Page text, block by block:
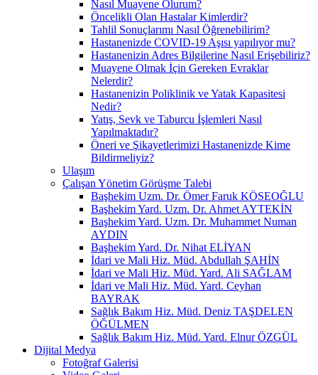
Nasıl Muayene Olurum?
Öncelikli Olan Hastalar Kimlerdir?
Tahlil Sonuçlarımı Nasıl Öğrenebilirim?
Hastanenizde COVID-19 Aşısı yapılıyor mu?
Hastanenizin Adres Bilgilerine Nasıl Erişebiliriz?
Muayene Olmak İçin Gereken Evraklar
Nelerdir?
Hastanenizin Poliklinik ve Yatak Kapasitesi
Nedir?
Yatış, Sevk ve Taburcu İşlemleri Nasıl
Yapılmaktadır?
Öneri ve Şikayetlerimizi Hastanenizde Kime
Bildirmeliyiz?
Ulaşım
Çalışan Yönetim Görüşme Talebi
Başhekim Uzm. Dr. Ömer Faruk KÖSEOĞLU
Başhekim Yard. Uzm. Dr. Ahmet AYTEKİN
Başhekim Yard. Uzm. Dr. Muhammet Numan
AYDIN
Başhekim Yard. Dr. Nihat ELİYAN
İdari ve Mali Hiz. Müd. Abdullah ŞAHİN
İdari ve Mali Hiz. Müd. Yard. Ali SAĞLAM
İdari ve Mali Hiz. Müd. Yard. Ceyhan
BAYRAK
Sağlık Bakım Hiz. Müd. Deniz TAŞDELEN
ÖĞÜLMEN
Sağlık Bakım Hiz. Müd. Yard. Elnur ÖZGÜL
Dijital Medya
Fotoğraf Galerisi